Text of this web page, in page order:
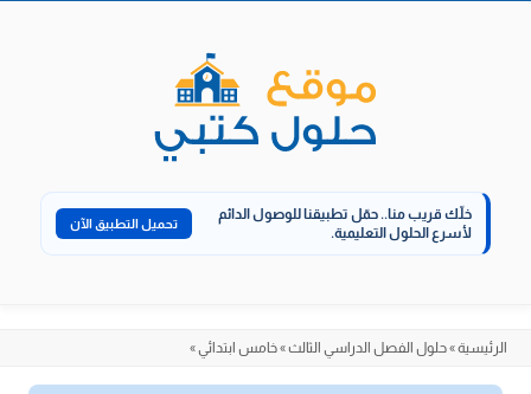
خلّك قريب منا.. حمّل تطبيقنا للوصول الدائم
لأسرع الحلول التعليمية.
تحميل التطبيق الآن
الرئيسية»حلول الفصل الدراسي الثالث»خامس ابتدائي»